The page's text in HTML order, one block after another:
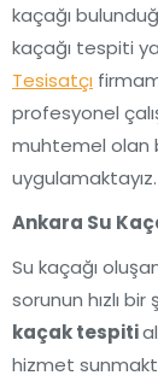
kaçağı
kaçağı tespiti
Tesisatçı
profesyonel
muhtemel olan
uygulamaktayız.
Ankara Su
Su kaçağı
sorunun hızlı
kaçak tespiti
hizmet